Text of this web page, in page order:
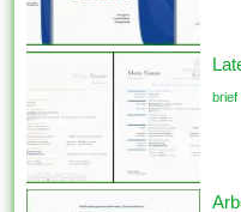
brief